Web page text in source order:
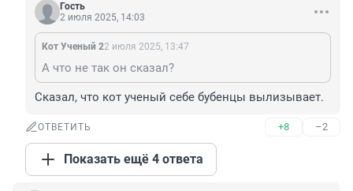
Гость
2 июля 2025, 14:03
Кот Ученый 22 июля 2025, 13:47
А что не так он сказал?
Сказал, что кот ученый себе бубенцы вылизывает.
ОТВЕТИТЬ +8 –2
Показать ещё 4 ответа